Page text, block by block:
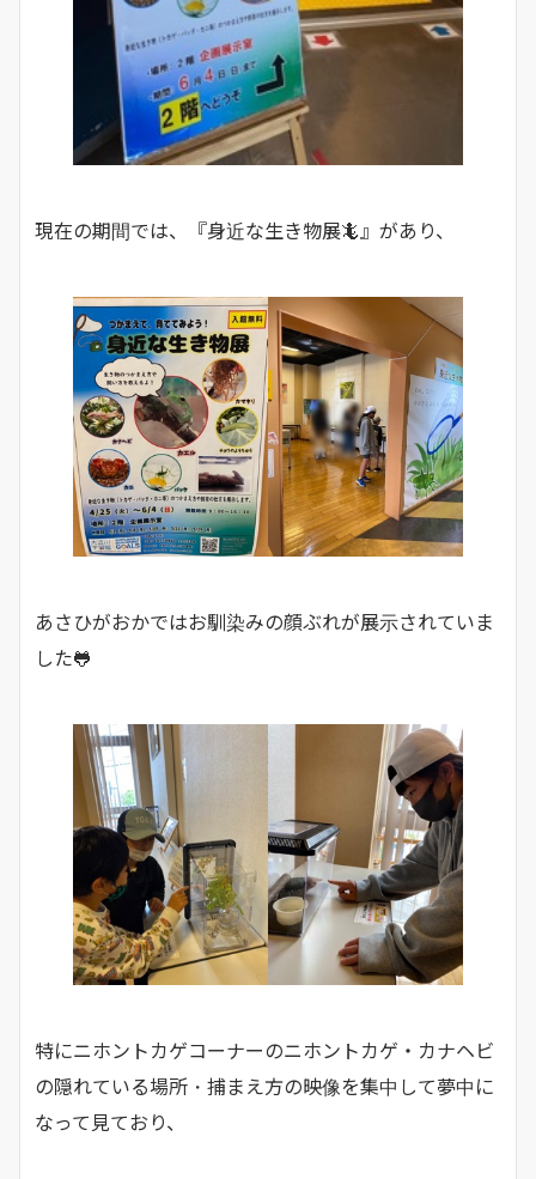
現在の期間では、『身近な生き物展🦎』があり、
あさひがおかではお馴染みの顔ぶれが展示されていま
した🐸
特にニホントカゲコーナーのニホントカゲ・カナヘビ
の隠れている場所・捕まえ方の映像を集中して夢中に
なって見ており、